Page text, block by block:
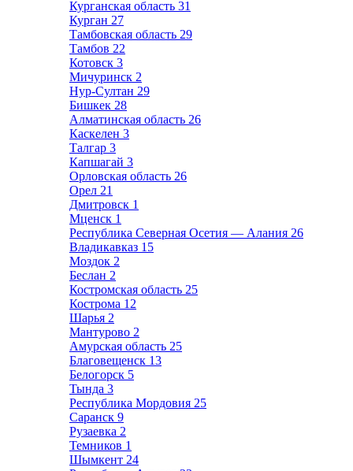
Курганская область 31
Курган 27
Тамбовская область 29
Тамбов 22
Котовск 3
Мичуринск 2
Нур-Султан 29
Бишкек 28
Алматинская область 26
Каскелен 3
Талгар 3
Капшагай 3
Орловская область 26
Орел 21
Дмитровск 1
Мценск 1
Республика Северная Осетия — Алания 26
Владикавказ 15
Моздок 2
Беслан 2
Костромская область 25
Кострома 12
Шарья 2
Мантурово 2
Амурская область 25
Благовещенск 13
Белогорск 5
Тында 3
Республика Мордовия 25
Саранск 9
Рузаевка 2
Темников 1
Шымкент 24